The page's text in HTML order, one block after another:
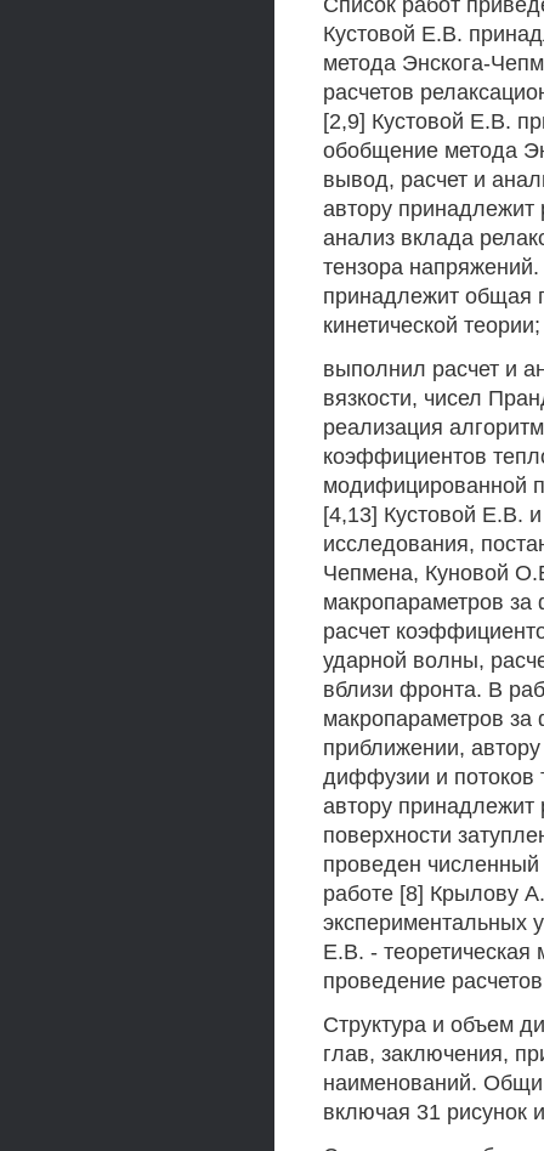
Список работ
Кустовой Е.В.
метода Энскога-
расчетов
[2,9] Кустовой Е.В.
обобщение метода
вывод, расчет и
автору принадлежит
анализ вклада
тензора
принадлежит общая
кинетической
выполнил расчет и
вязкости, чисел
реализация
коэффициентов
модифицированной
[4,13] Кустовой Е.В.
исследования,
Чепмена, Куновой
макропараметров
расчет
ударной волны,
вблизи фронта. В
макропараметров
приближении,
диффузии и потоков
автору принадлежит
поверхности
проведен
работе [8] Крылову
экспериментальных
Е.В. - теоретическая
проведение
Структура и объем
глав, заключения,
наименований.
включая 31 рисунок